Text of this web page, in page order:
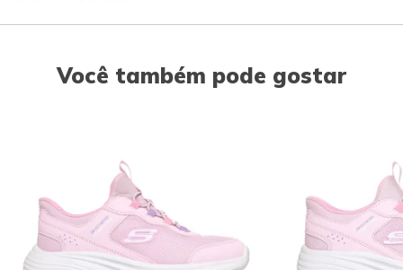
Você também pode gostar